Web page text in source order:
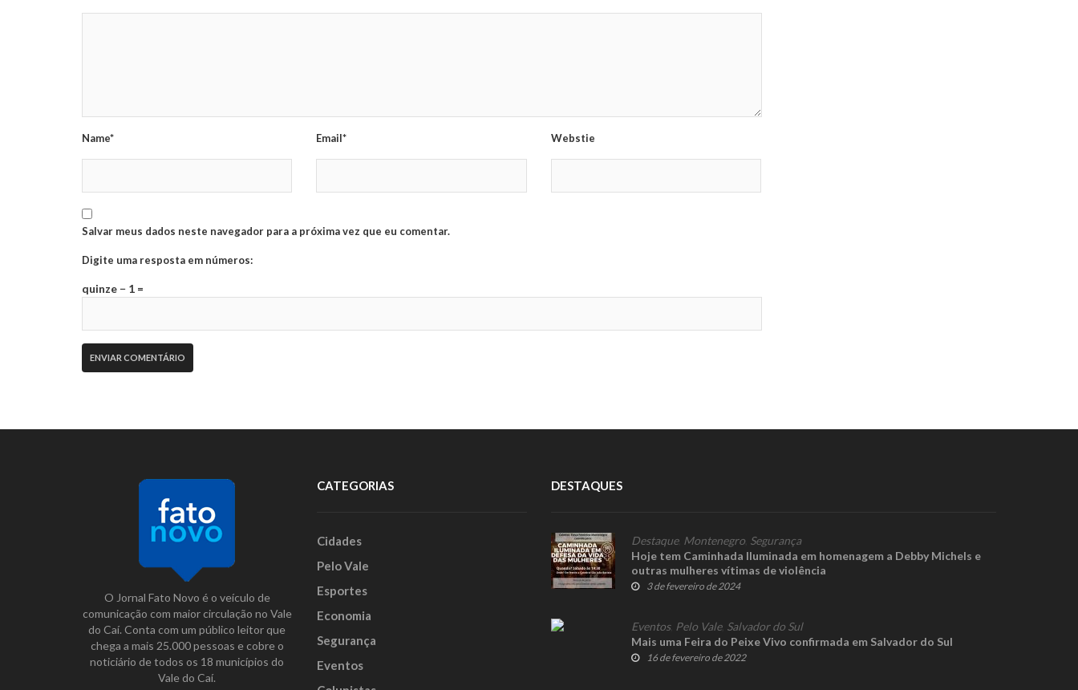
Name* Email* Webstie
Salvar meus dados neste navegador para a próxima vez que eu comentar.
Digite uma resposta em números:
quinze − 1 =
O Jornal Fato Novo é o veículo de
comunicação com maior circulação no Vale
do Caí. Conta com um público leitor que
chega a mais 25.000 pessoas e cobre o
noticiário de todos os 18 municípios do
Vale do Caí.
CATEGORIAS
Cidades
Pelo Vale
Esportes
Economia
Segurança
Eventos
DESTAQUES
Destaque, Montenegro Segurança
Hoje tem Caminhada Iluminada em homenagem a Debby Michels e
outras mulheres vítimas de violência
3 de fevereiro de 2024
Eventos, Pelo Vale, Salvador do Sul
Mais uma Feira do Peixe Vivo confirmada em Salvador do Sul
16 de fevereiro de 2022